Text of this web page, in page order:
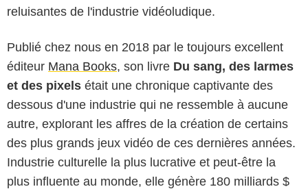
reluisantes de l'industrie vidéoludique.
Publié chez nous en 2018 par le toujours excellent
éditeur Mana Books, son livre Du sang, des larmes
et des pixels était une chronique captivante des
dessous d'une industrie qui ne ressemble à aucune
autre, explorant les affres de la création de certains
des plus grands jeux vidéo de ces dernières années.
Industrie culturelle la plus lucrative et peut-être la
plus influente au monde, elle génère 180 milliards $